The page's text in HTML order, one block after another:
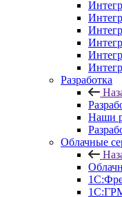
Разработка
Наши
Облачные